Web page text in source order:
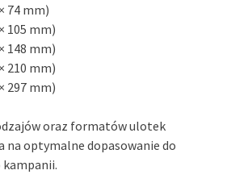
74 mm)
105 mm)
148 mm)
210 mm)
297 mm)
oraz formatów ulotek
na optymalne dopasowanie do